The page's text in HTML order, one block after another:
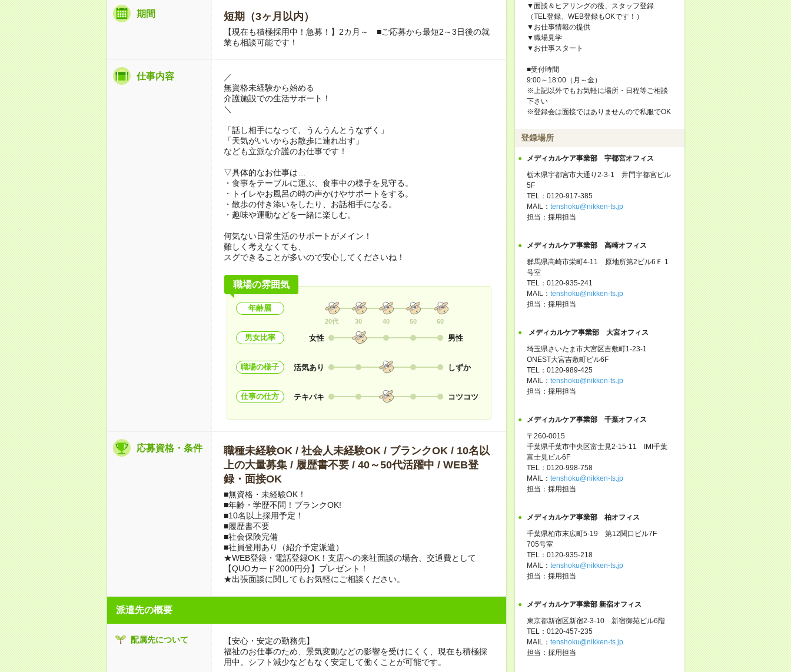
期間 短期（3ヶ月以内）
【現在も積極採用中！急募！】2カ月～ ■ご応募から最短2～3日後の就
業も相談可能です！
仕事内容
／
無資格未経験から始める
介護施設での生活サポート！
＼
「話し相手になって、うんうんとうなずく」
「天気がいいからお散歩に連れ出す」
なども立派な介護のお仕事です！
▽具体的なお仕事は…
・食事をテーブルに運ぶ、食事中の様子を見守る。
・トイレやお風呂の時の声かけやサポートをする。
・散歩の付き添いをしたり、お話相手になる。
・趣味や運動などを一緒に楽しむ。
何気ない日常生活のサポートがメイン！
難しく考えなくても、
スグできることが多いので安心してくださいね！
職場の雰囲気
年齢層
20代 30 40 50 60
男女比率 女性 男性
職場の様子 活気あり しずか
仕事の仕方 テキパキ コツコツ
応募資格・条件
職種未経験OK / 社会人未経験OK / ブランクOK / 10名以
上の大量募集 / 履歴書不要 / 40～50代活躍中 / WEB登
録・面接OK
■無資格・未経験OK！
■年齢・学歴不問！ブランクOK!
■10名以上採用予定！
■履歴書不要
■社会保険完備
■社員登用あり（紹介予定派遣）
★WEB登録・電話登録OK！支店への来社面談の場合、交通費として
【QUOカード2000円分】プレゼント！
★出張面談に関してもお気軽にご相談ください。
派遣先の概要
配属先について
【安心・安定の勤務先】
福祉のお仕事のため、景気変動などの影響を受けにくく、現在も積極採
用中。シフト減少などもなく安定して働くことが可能です。
▼面談＆ヒアリングの後、スタッフ登録
（TEL登録、WEB登録もOKです！）
▼お仕事情報の提供
▼職場見学
▼お仕事スタート
■受付時間
9:00～18:00（月～金）
※上記以外でもお気軽に場所・日程等ご相談
下さい
※登録会は面接ではありませんので私服でOK
登録場所
メディカルケア事業部 宇都宮オフィス
栃木県宇都宮市大通り2-3-1 井門宇都宮ビル
5F
TEL：0120-917-385
MAIL： tenshoku@nikken-ts.jp
担当：採用担当
メディカルケア事業部 高崎オフィス
群馬県高崎市栄町4-11 原地所第2ビル6Ｆ 1
号室
TEL：0120-935-241
MAIL： tenshoku@nikken-ts.jp
担当：採用担当
メディカルケア事業部 大宮オフィス
埼玉県さいたま市大宮区吉敷町1-23-1
ONEST大宮吉敷町ビル6F
TEL：0120-989-425
MAIL： tenshoku@nikken-ts.jp
担当：採用担当
メディカルケア事業部 千葉オフィス
〒260-0015
千葉県千葉市中央区富士見2-15-11 IMI千葉
富士見ビル6F
TEL：0120-998-758
MAIL： tenshoku@nikken-ts.jp
担当：採用担当
メディカルケア事業部 柏オフィス
千葉県柏市末広町5-19 第12関口ビル7F
705号室
TEL：0120-935-218
MAIL： tenshoku@nikken-ts.jp
担当：採用担当
メディカルケア事業部 新宿オフィス
東京都新宿区新宿2-3-10 新宿御苑ビル6階
TEL：0120-457-235
MAIL： tenshoku@nikken-ts.jp
担当：採用担当